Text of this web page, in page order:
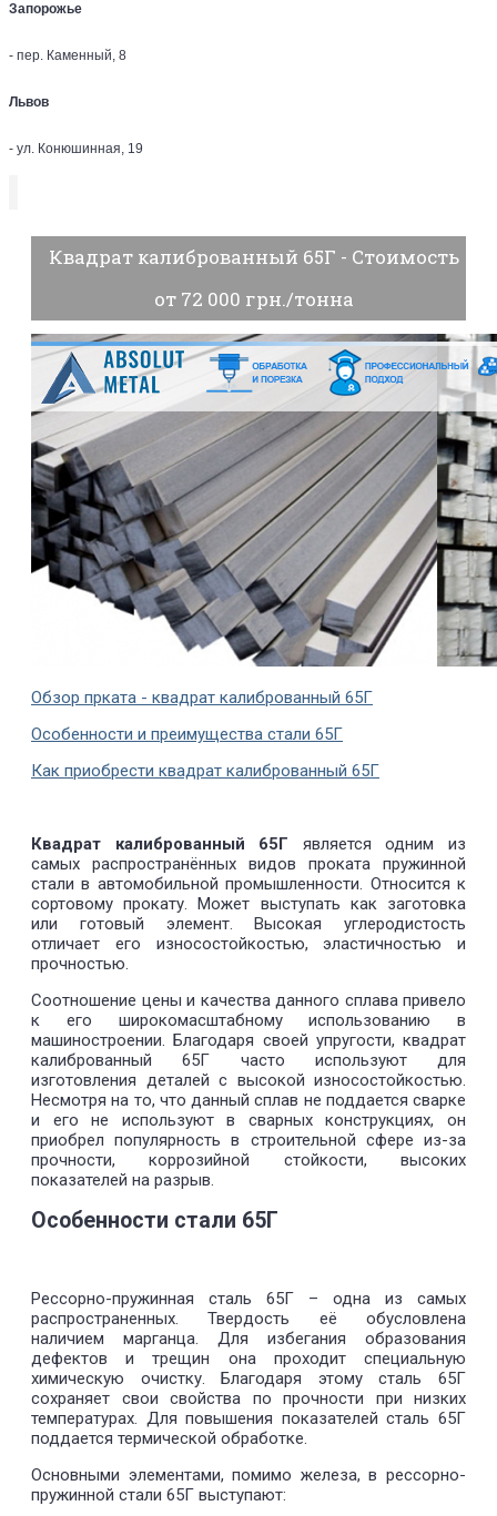
Запорожье
- пер. Каменный, 8
Львов
- ул. Конюшинная, 19
Квадрат калиброванный 65Г - Стоимость
от 72 000 грн./тонна
Обзор прката - квадрат калиброванный 65Г
Особенности и преимущества стали 65Г
Как приобрести квадрат калиброванный 65Г
Квадрат калиброванный 65Г является одним из
самых распространённых видов проката пружинной
стали в автомобильной промышленности. Относится к
сортовому прокату. Может выступать как заготовка
или готовый элемент. Высокая углеродистость
отличает его износостойкостью, эластичностью и
прочностью.
Соотношение цены и качества данного сплава привело
к его широкомасштабному использованию в
машиностроении. Благодаря своей упругости, квадрат
калиброванный 65Г часто используют для
изготовления деталей с высокой износостойкостью.
Несмотря на то, что данный сплав не поддается сварке
и его не используют в сварных конструкциях, он
приобрел популярность в строительной сфере из-за
прочности, коррозийной стойкости, высоких
показателей на разрыв.
Особенности стали 65Г
Рессорно-пружинная сталь 65Г – одна из самых
распространенных. Твердость её обусловлена
наличием марганца. Для избегания образования
дефектов и трещин она проходит специальную
химическую очистку. Благодаря этому сталь 65Г
сохраняет свои свойства по прочности при низких
температурах. Для повышения показателей сталь 65Г
поддается термической обработке.
Основными элементами, помимо железа, в рессорно-
пружинной стали 65Г выступают: